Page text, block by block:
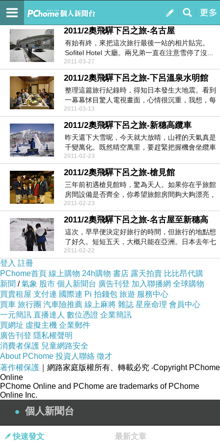
我的
訂閱
出發，Let’s Go
2011/2奧飛驒下呂之旅-名古屋
有始有終，來把這次旅行最後一站的相片貼完。
Sofitel Hotel 大廳。兩兄弟一直在注意雪停了沒...
2011-03-27
2011/2奧飛驒下呂之旅-下呂溫泉水明館
整理這篇旅行紀錄時，得知日本發生大地震。看到
一幕幕怵目驚人電視畫面，心情很沉重，我想，每
一個常去日本...
2011-03-13
2011/2奧飛驒下呂之旅-新穗高纜車
昨天還下大雪呢，今天就大放晴，山裡的天氣真是
千變萬化。既然晴空萬里，要趕緊把握機會坐纜車
上山看看。日...
2011-02-23
2011/2奧飛驒下呂之旅-槍見館
三年前初遇槍見館時，驚為天人。如果你在乎旅館
房間設備是否齊全，你希望旅館房間夠大夠漂亮，
你喜歡華麗...
2011-02-23
2011/2奧飛驒下呂之旅-名古屋至新穗高
這次，早早便決定好旅行的時間，但旅行的地點想
了好久。短短五天，大概只能在亞洲。日本去年七
月才去，所以...
2011-02-22
登入 註冊
PChome首頁 線上購物 24h購物 書店 露天拍賣 比比昂代購
新聞 /氣象 股市 個人新聞台 廣告刊登 加入聯播網 全球購物
買賣租屋 支付連 國際連 Pi 拍錢包 旅遊 服務中心
買車 旅行團 汽車險推薦 線上麻將 雜誌 星座命理 會員中心
一元簡訊 直播達人 數位憑證 企業簡訊
買網址 虛擬主機 企業郵件
廣告刊登 隱私權聲明
消費者保護 兒童網路安全
About PChome 投資人聯絡 徵才
著作權保護 ｜網路家庭版權所有、轉載必究 ‧Copyright PChome
Online
PChome Online and PChome are trademarks of PChome
Online Inc.
個人新聞台
快速發文 最新文章